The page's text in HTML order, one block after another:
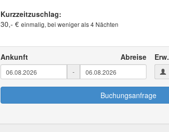
Kurzzeitzuschlag:
30,- € einmalig, bei weniger als 4 Nächten
Ankunft Abreise
-
Erw.
Buchungsanfrage